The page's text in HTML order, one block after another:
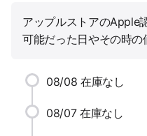
アップルストアのApple
可能だった日やその時の
08/08 在庫なし
08/07 在庫なし